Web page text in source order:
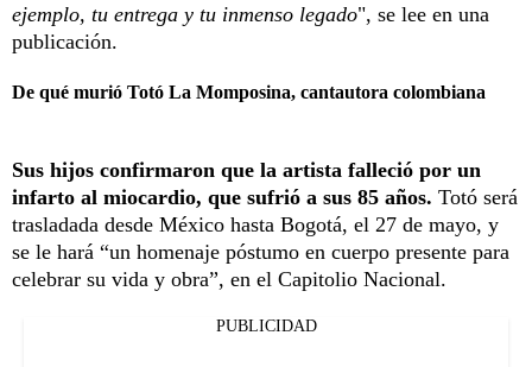
ejemplo, tu entrega y tu inmenso legado", se lee en una
publicación.
De qué murió Totó La Momposina, cantautora colombiana
Sus hijos confirmaron que la artista falleció por un
infarto al miocardio, que sufrió a sus 85 años. Totó será
trasladada desde México hasta Bogotá, el 27 de mayo, y
se le hará “un homenaje póstumo en cuerpo presente para
celebrar su vida y obra”, en el Capitolio Nacional.
PUBLICIDAD